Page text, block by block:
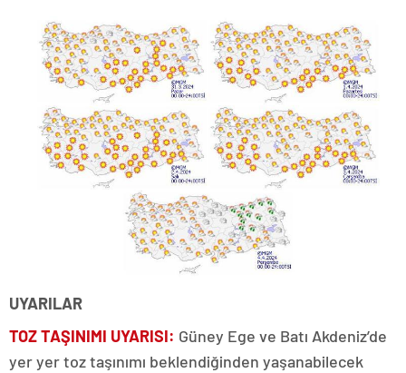
UYARILAR
TOZ TAŞINIMI UYARISI: Güney Ege ve Batı Akdeniz’de
yer yer toz taşınımı beklendiğinden yaşanabilecek